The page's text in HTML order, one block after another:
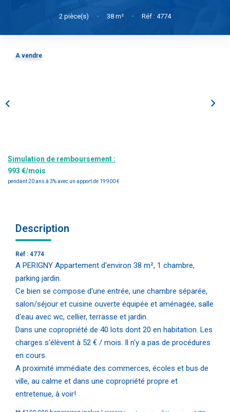
NOS SERVICES
Qui Sommes-Nous ?
2 pièce(s) • 38 m² • Réf : 4774
A vendre
Simulation de remboursement :
993 €/mois
pendant 20 ans à 3% avec un apport de 19 900 €
Description
Réf : 4774
A PERIGNY Appartement d'environ 38 m², 1 chambre,
parking jardin.
Ce bien se compose d'une entrée, une chambre séparée,
salon/séjour et cuisine ouverte équipée et aménagée, salle
d'eau avec wc, cellier, terrasse et jardin.
Dans une copropriété de 40 lots dont 20 en habitation. Les
charges s'élèvent à 52 € / mois. Il n'y a pas de procédures
en cours.
A proximité immédiate des commerces, écoles et bus de
ville, au calme et dans une copropriété propre et
entretenue, à voir!